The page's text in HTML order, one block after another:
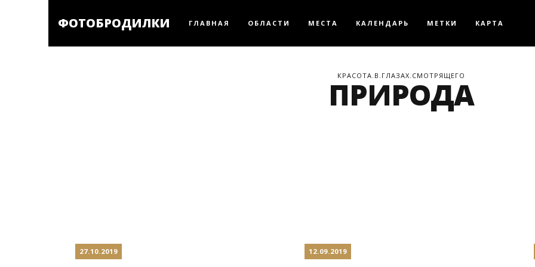
ФОТОБРОДИЛКИ ГЛАВНАЯ ОБЛАСТИ МЕСТА КАЛЕНДАРЬ МЕТКИ КАРТА
КРАСОТА.В.ГЛАЗАХ.СМОТРЯЩЕГО
ПРИРОДА
27.10.2019 12.09.2019